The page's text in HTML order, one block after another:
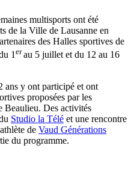
multisports ont été
de la Ville de Lausanne en
des Halles sportives de
1erau 5 juillet et du 12 au 16
ans y ont participé et ont
proposées par les
Beaulieu. Des activités
Studio la Télé et une rencontre
de Vaud Générations
du programme.